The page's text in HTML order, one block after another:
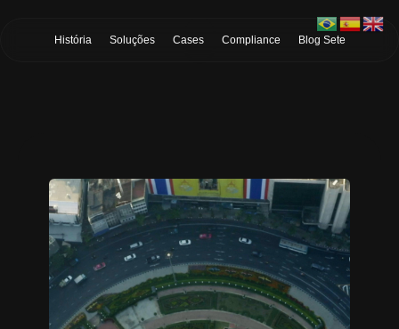
História Soluções Cases Compliance Blog Sete